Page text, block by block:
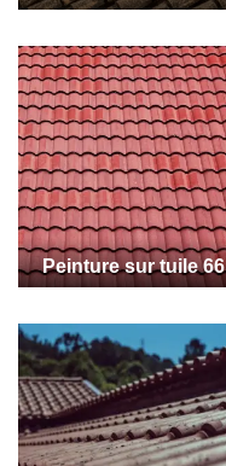
Peinture sur tuile 66